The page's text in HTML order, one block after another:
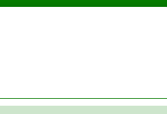
書検索・予約システム